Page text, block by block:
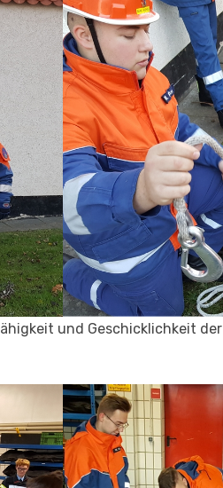
und Geschicklichkeit